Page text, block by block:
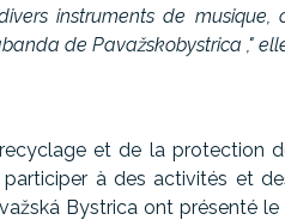
instruments de musique,
de Pavažskobystrica ,"
et de la protection
à des activités et
Bystrica ont présenté